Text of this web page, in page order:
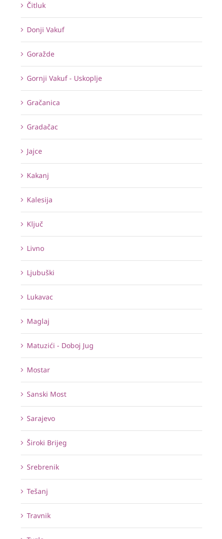
Čitluk
Donji Vakuf
Goražde
Gornji Vakuf - Uskoplje
Gračanica
Gradačac
Jajce
Kakanj
Kalesija
Ključ
Livno
Ljubuški
Lukavac
Maglaj
Matuzići - Doboj Jug
Mostar
Sanski Most
Sarajevo
Široki Brijeg
Srebrenik
Tešanj
Travnik